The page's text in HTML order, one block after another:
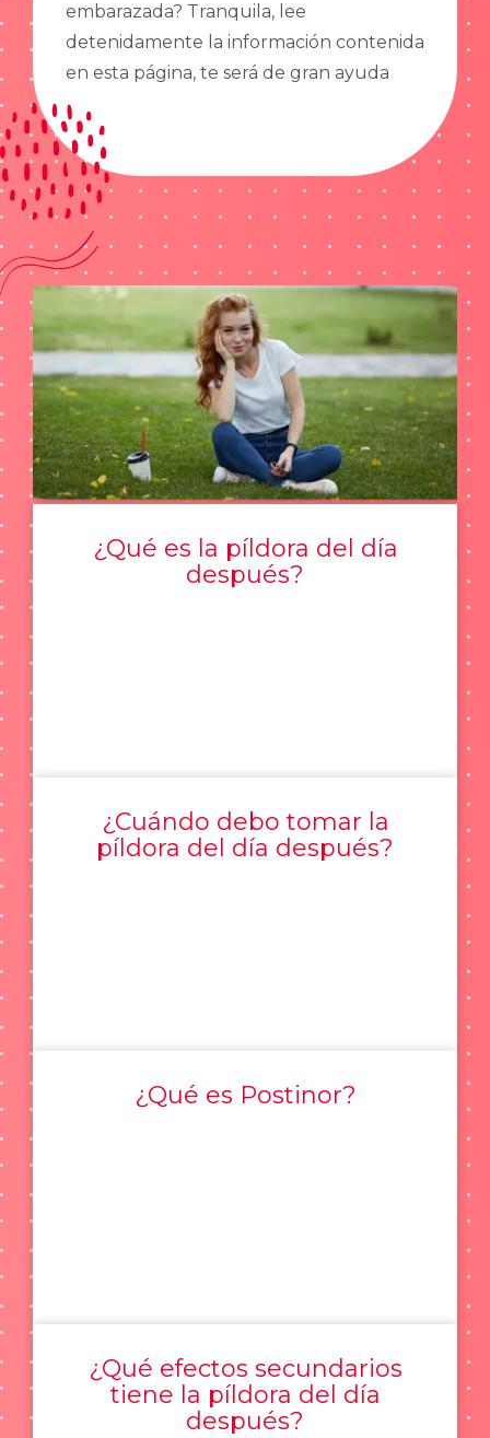
embarazada? Tranquila, lee
detenidamente la información contenida
en esta página, te será de gran ayuda
¿Qué es la píldora del día
después?
¿Cuándo debo tomar la
píldora del día después?
¿Qué es Postinor?
¿Qué efectos secundarios
tiene la píldora del día
después?